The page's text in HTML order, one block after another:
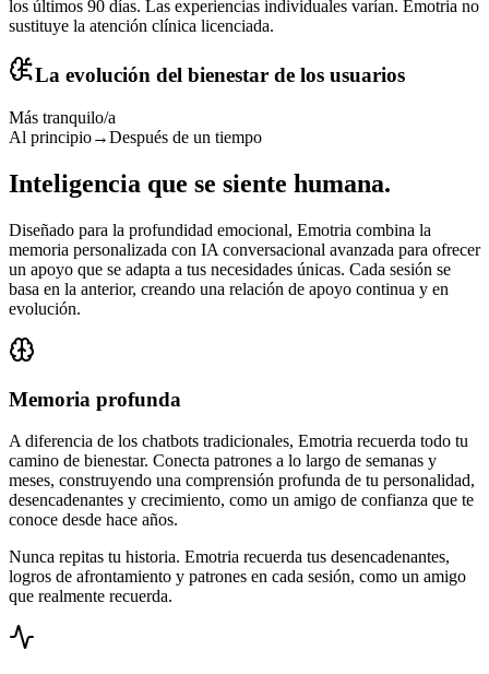
los últimos 90 días. Las experiencias individuales varían. Emotria no
sustituye la atención clínica licenciada.
La evolución del bienestar de los usuarios
Más tranquilo/a
Al principio→Después de un tiempo
Inteligencia que se siente humana.
Diseñado para la profundidad emocional, Emotria combina la
memoria personalizada con IA conversacional avanzada para ofrecer
un apoyo que se adapta a tus necesidades únicas. Cada sesión se
basa en la anterior, creando una relación de apoyo continua y en
evolución.
Memoria profunda
A diferencia de los chatbots tradicionales, Emotria recuerda todo tu
camino de bienestar. Conecta patrones a lo largo de semanas y
meses, construyendo una comprensión profunda de tu personalidad,
desencadenantes y crecimiento, como un amigo de confianza que te
conoce desde hace años.
Nunca repitas tu historia. Emotria recuerda tus desencadenantes,
logros de afrontamiento y patrones en cada sesión, como un amigo
que realmente recuerda.